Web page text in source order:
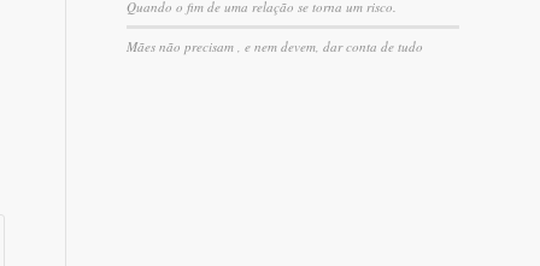
Quando o fim de uma relação se torna um risco.
Mães não precisam , e nem devem, dar conta de tudo